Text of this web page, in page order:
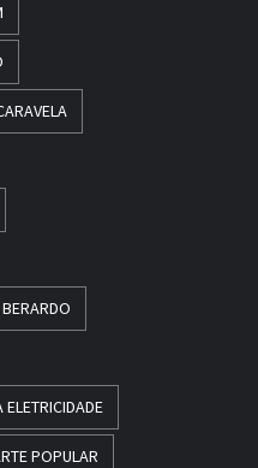
ELETRICIDADE
POPULAR